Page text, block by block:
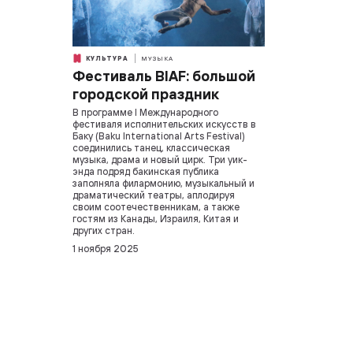
КУЛЬТУРА МУЗЫКА
Фестиваль BIAF: большой
городской праздник
В программе I Международного
фестиваля исполнительских искусств в
Баку (Baku International Arts Festival)
соединились танец, классическая
музыка, драма и новый цирк. Три уик-
энда подряд бакинская публика
заполняла филармонию, музыкальный и
драматический театры, аплодируя
своим соотечественникам, а также
гостям из Канады, Израиля, Китая и
других стран.
1 ноября 2025